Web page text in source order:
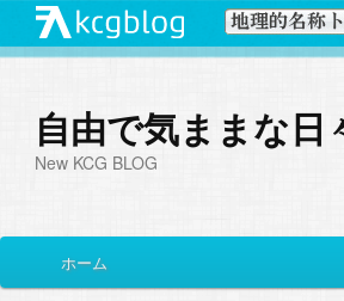
自由で気ままな日
New KCG BLOG
イ
メ
サ
ホーム